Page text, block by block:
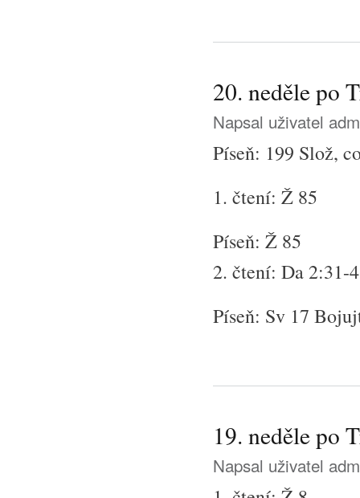
20. neděle po
Napsal uživatel
Píseň: 199 Slož,
1. čtení: Ž 85
Píseň: Ž 85
2. čtení: Da 2:31-
Píseň: Sv 17
19. neděle po
Napsal uživatel